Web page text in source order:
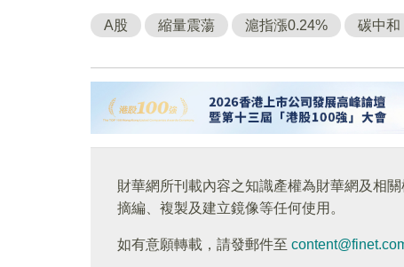
A股 縮量震蕩 滬指漲0.24% 碳中和
財華網所刊載內容之知識產權為財華網及相
摘編、複製及建立鏡像等任何使用。
如有意願轉載，請發郵件至